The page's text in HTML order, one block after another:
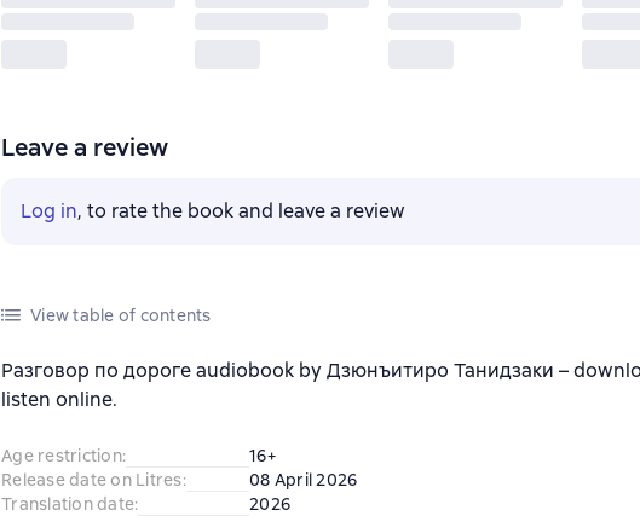
Leave a review
Log in, to rate the book and leave a review
View table of contents
Разговор по дороге audiobook by Дзюнъитиро Танидзаки –
listen online.
Age restriction:
16+
Release date on Litres:
08 April 2026
Translation date:
2026